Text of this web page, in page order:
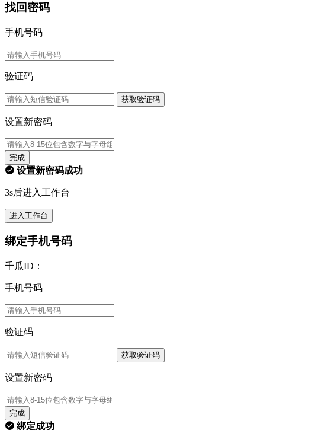
找回密码
手机号码
验证码
获取验证码
设置新密码
完成
设置新密码成功
3s后进入工作台
进入工作台
绑定手机号码
千瓜ID：
手机号码
验证码
获取验证码
设置新密码
完成
绑定成功